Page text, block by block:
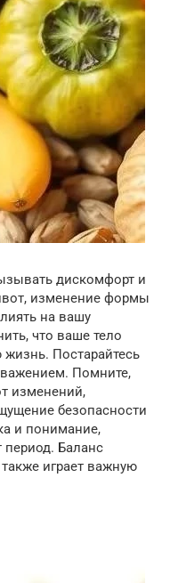
дискомфорт и
изменение формы
на вашу
что ваше тело
Постарайтесь
Помните,
изменений,
безопасности
и понимание,
период. Баланс
играет важную